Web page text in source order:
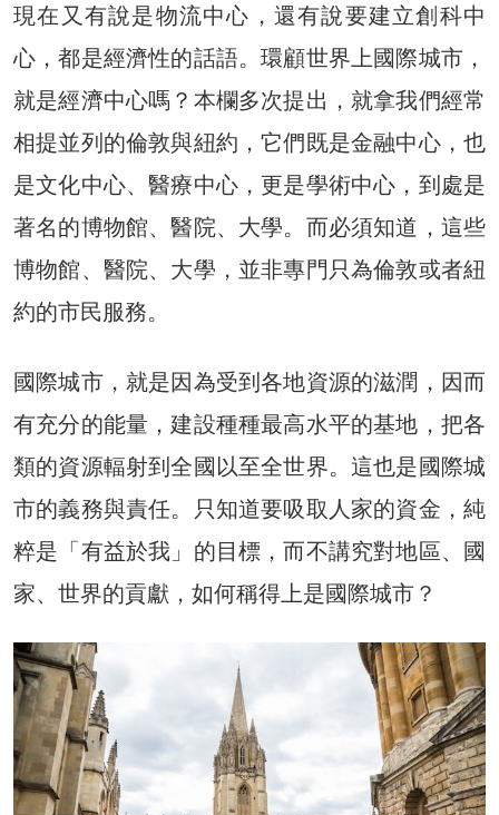
現在又有說是物流中心，還有說要建立創科中
心，都是經濟性的話語。環顧世界上國際城市，
就是經濟中心嗎？本欄多次提出，就拿我們經常
相提並列的倫敦與紐約，它們既是金融中心，也
是文化中心、醫療中心，更是學術中心，到處是
著名的博物館、醫院、大學。而必須知道，這些
博物館、醫院、大學，並非專門只為倫敦或者紐
約的市民服務。
國際城市，就是因為受到各地資源的滋潤，因而
有充分的能量，建設種種最高水平的基地，把各
類的資源輻射到全國以至全世界。這也是國際城
市的義務與責任。只知道要吸取人家的資金，純
粹是「有益於我」的目標，而不講究對地區、國
家、世界的貢獻，如何稱得上是國際城市？